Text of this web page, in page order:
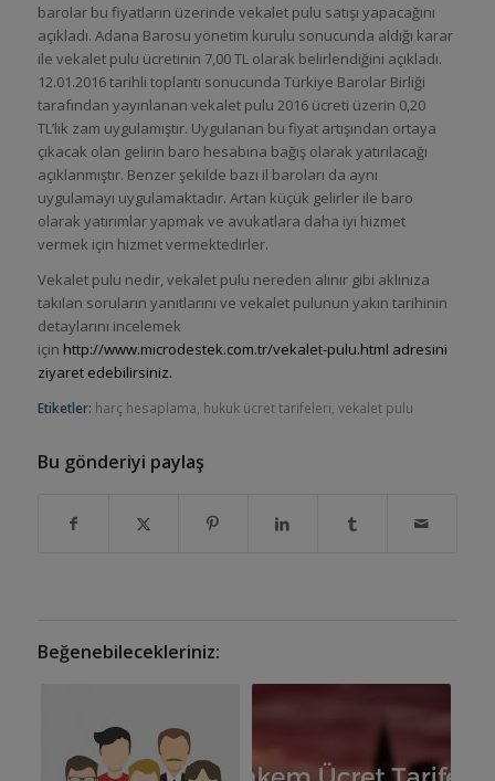
barolar bu fiyatların üzerinde vekalet pulu satışı yapacağını
açıkladı. Adana Barosu yönetim kurulu sonucunda aldığı karar
ile vekalet pulu ücretinin 7,00 TL olarak belirlendiğini açıkladı.
12.01.2016 tarihli toplantı sonucunda Türkiye Barolar Birliği
tarafından yayınlanan vekalet pulu 2016 ücreti üzerin 0,20
TL’lik zam uygulamıştır. Uygulanan bu fiyat artışından ortaya
çıkacak olan gelirin baro hesabına bağış olarak yatırılacağı
açıklanmıştır. Benzer şekilde bazı il baroları da aynı
uygulamayı uygulamaktadır. Artan küçük gelirler ile baro
olarak yatırımlar yapmak ve avukatlara daha iyi hizmet
vermek için hizmet vermektedirler.
Vekalet pulu nedir, vekalet pulu nereden alınır gibi aklınıza
takılan soruların yanıtlarını ve vekalet pulunun yakın tarihinin
detaylarını incelemek
için http://www.microdestek.com.tr/vekalet-pulu.html adresini
ziyaret edebilirsiniz.
Etiketler: harç hesaplama hukuk ücret tarifeleri vekalet pulu
Bu gönderiyi paylaş
Beğenebilecekleriniz: